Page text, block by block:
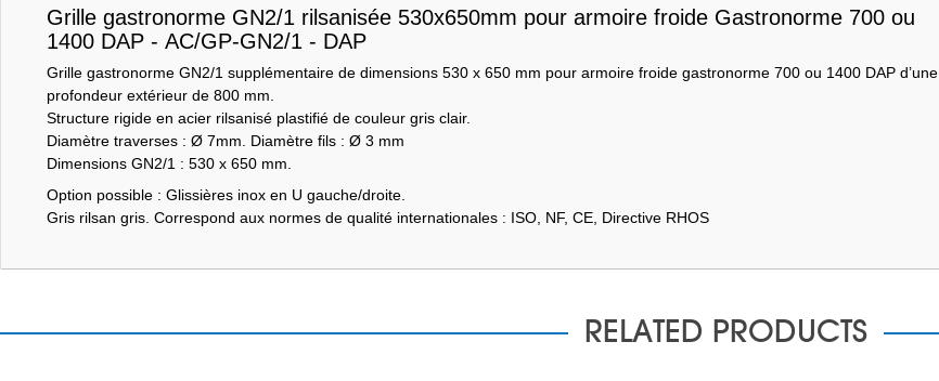
Grille gastronorme GN2/1 rilsanisée 530x650mm pour armoire froide Gastronorme 700 ou
1400 DAP - AC/GP-GN2/1 - DAP
Grille gastronorme GN2/1 supplémentaire de dimensions 530 x 650 mm pour armoire froide gastronorme 700 ou 1400 DAP d’une
profondeur extérieur de 800 mm.
Structure rigide en acier rilsanisé plastifié de couleur gris clair.
Diamètre traverses : Ø 7mm. Diamètre fils : Ø 3 mm
Dimensions GN2/1 : 530 x 650 mm.
Option possible : Glissières inox en U gauche/droite.
Gris rilsan gris. Correspond aux normes de qualité internationales : ISO, NF, CE, Directive RHOS
RELATED PRODUCTS